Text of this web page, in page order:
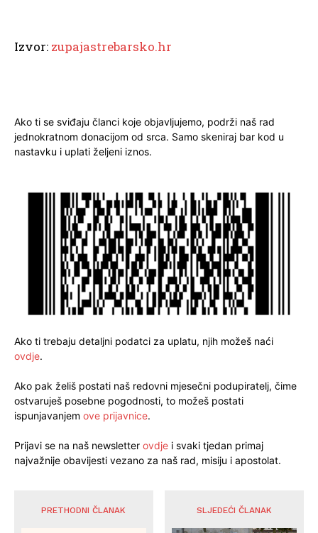
Izvor: zupajastrebarsko.hr
Ako ti se sviđaju članci koje objavljujemo, podrži naš rad
jednokratnom donacijom od srca. Samo skeniraj bar kod u
nastavku i uplati željeni iznos.
Ako ti trebaju detaljni podatci za uplatu, njih možeš naći
ovdje.
Ako pak želiš postati naš redovni mjesečni podupiratelj, čime
ostvaruješ posebne pogodnosti, to možeš postati
ispunjavanjem ove prijavnice.
Prijavi se na naš newsletter ovdje i svaki tjedan primaj
najvažnije obavijesti vezano za naš rad, misiju i apostolat.
PRETHODNI ČLANAK SLJEDEĆI ČLANAK